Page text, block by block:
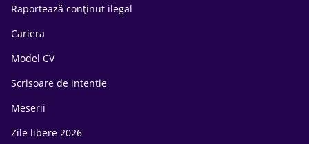
Raportează conținut ilegal
Cariera
Model CV
Scrisoare de intentie
Meserii
Zile libere 2026